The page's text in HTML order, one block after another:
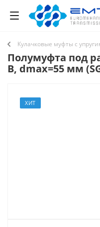
Кулачковые муфты с
Полумуфта под
B, dmax=55 мм
ХИТ